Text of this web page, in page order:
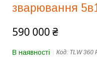
зварювання
590 000 ₴
В наявності Код: TLW 360